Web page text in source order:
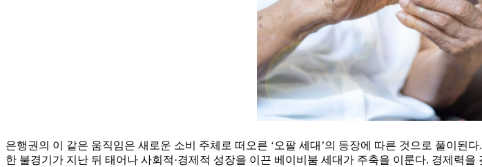
은행권의 이 같은 움직임은 새로운 소비 주체로 떠오른 ‘오팔 세대’의 등장에 따른 것으로 풀이된
한 불경기가 지난 뒤 태어나 사회적·경제적 성장을 이끈 베이비붐 세대가 주축을 이룬다. 경제력